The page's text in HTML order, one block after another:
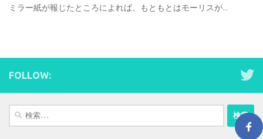
ミラー紙が報じたところによれば、もともとはモーリスが...
FOLLOW: